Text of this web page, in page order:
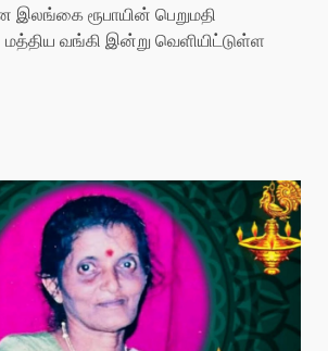
இலங்கை ரூபாயின் பெறுமதி
மத்திய வங்கி இன்று வெளியிட்டுள்ள